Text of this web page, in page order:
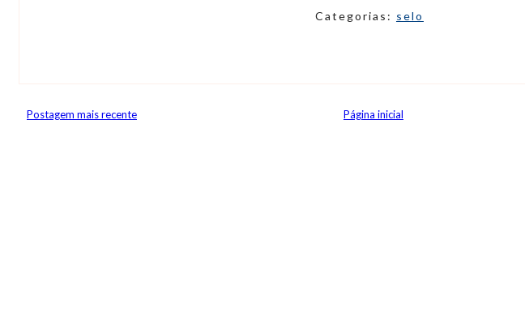
Categorias: selo
Postagem mais recente Página inicial